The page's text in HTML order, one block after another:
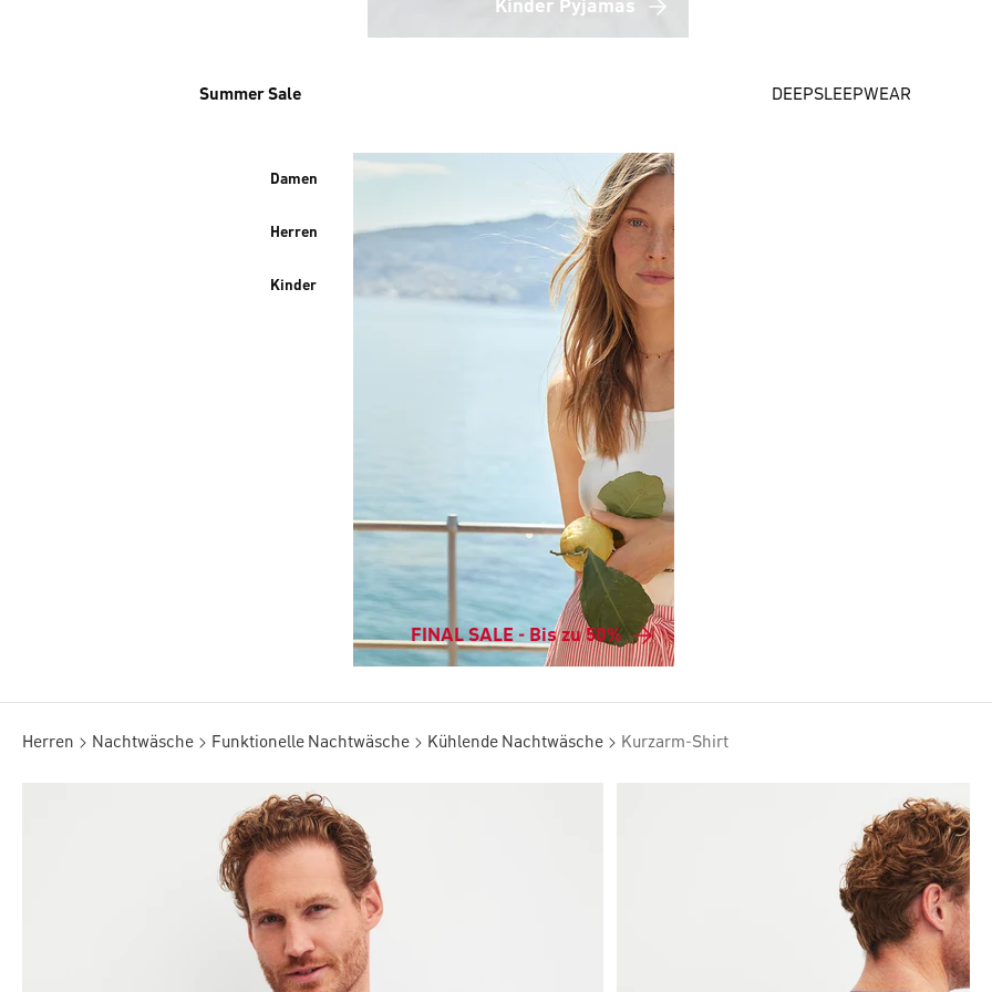
Kinder Pyjamas
Summer Sale
Damen
Herren
Kinder
FINAL SALE - Bis zu 50%
DEEPSLEEPWEAR
Herren Nachtwäsche Funktionelle Nachtwäsche Kühlende Nachtwäsche Kurzarm-Shirt